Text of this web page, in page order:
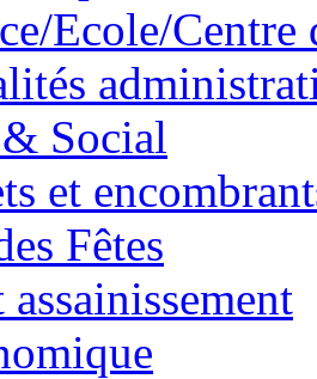
Ecole/Centre
Social
et
Fêtes
assainissement